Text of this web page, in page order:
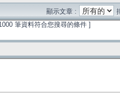
顯示文章 :
筆資料符合您搜尋的條件 ]